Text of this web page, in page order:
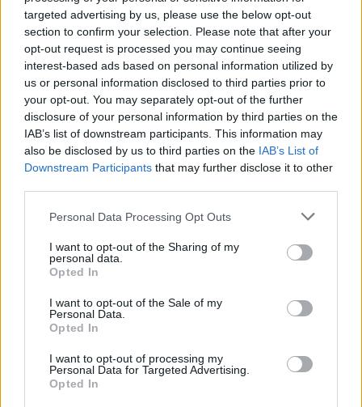
targeted advertising by us, please use the below opt-out
section to confirm your selection. Please note that after your
opt-out request is processed you may continue seeing
interest-based ads based on personal information utilized by
us or personal information disclosed to third parties prior to
your opt-out. You may separately opt-out of the further
disclosure of your personal information by third parties on the
IAB’s list of downstream participants. This information may
also be disclosed by us to third parties on the IAB’s List of
Downstream Participants that may further disclose it to other
Please note that this website/app uses one or more Google
not limited to your visit or usage behaviour. You may click to
grant or deny consent to Google and its third-party tags to
use your data for below specified purposes in below Google
consent section.
Personal Data Processing Opt Outs
I want to opt-out of the Sharing of my
personal data.
Opted In
I want to opt-out of the Sale of my
Personal Data.
Opted In
I want to opt-out of processing my
Personal Data for Targeted Advertising.
Opted In
des purines.
Symptômes, diagnostic et
traitement de la maladie
Les symptômes apparaissent vers l'âge de 3 à 6
mois. Les premiers symptômes sont des urines
orangées contenant des cristauxressemblant à du
sable. Au fur et à mesure que la maladie progresse,
dysfonctionnements cognitifs
(problèmes de
mémoire, incapacité à se concentrer), une
déficience intellectuelle, un comportement
déviant, destroubles neurologiques
corporelle, épilepsie, dystonie et mouvements